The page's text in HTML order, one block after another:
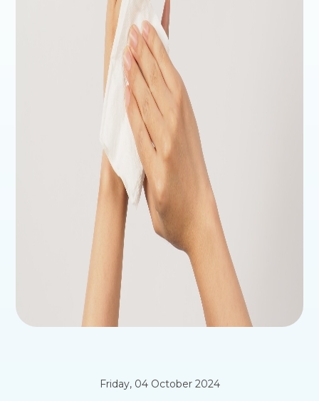
Friday, 04 October 2024